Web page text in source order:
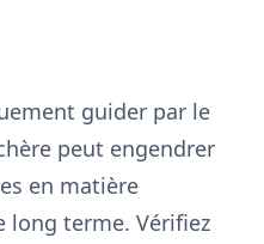
guider par le
peut engendrer
en matière
long terme. Vérifiez